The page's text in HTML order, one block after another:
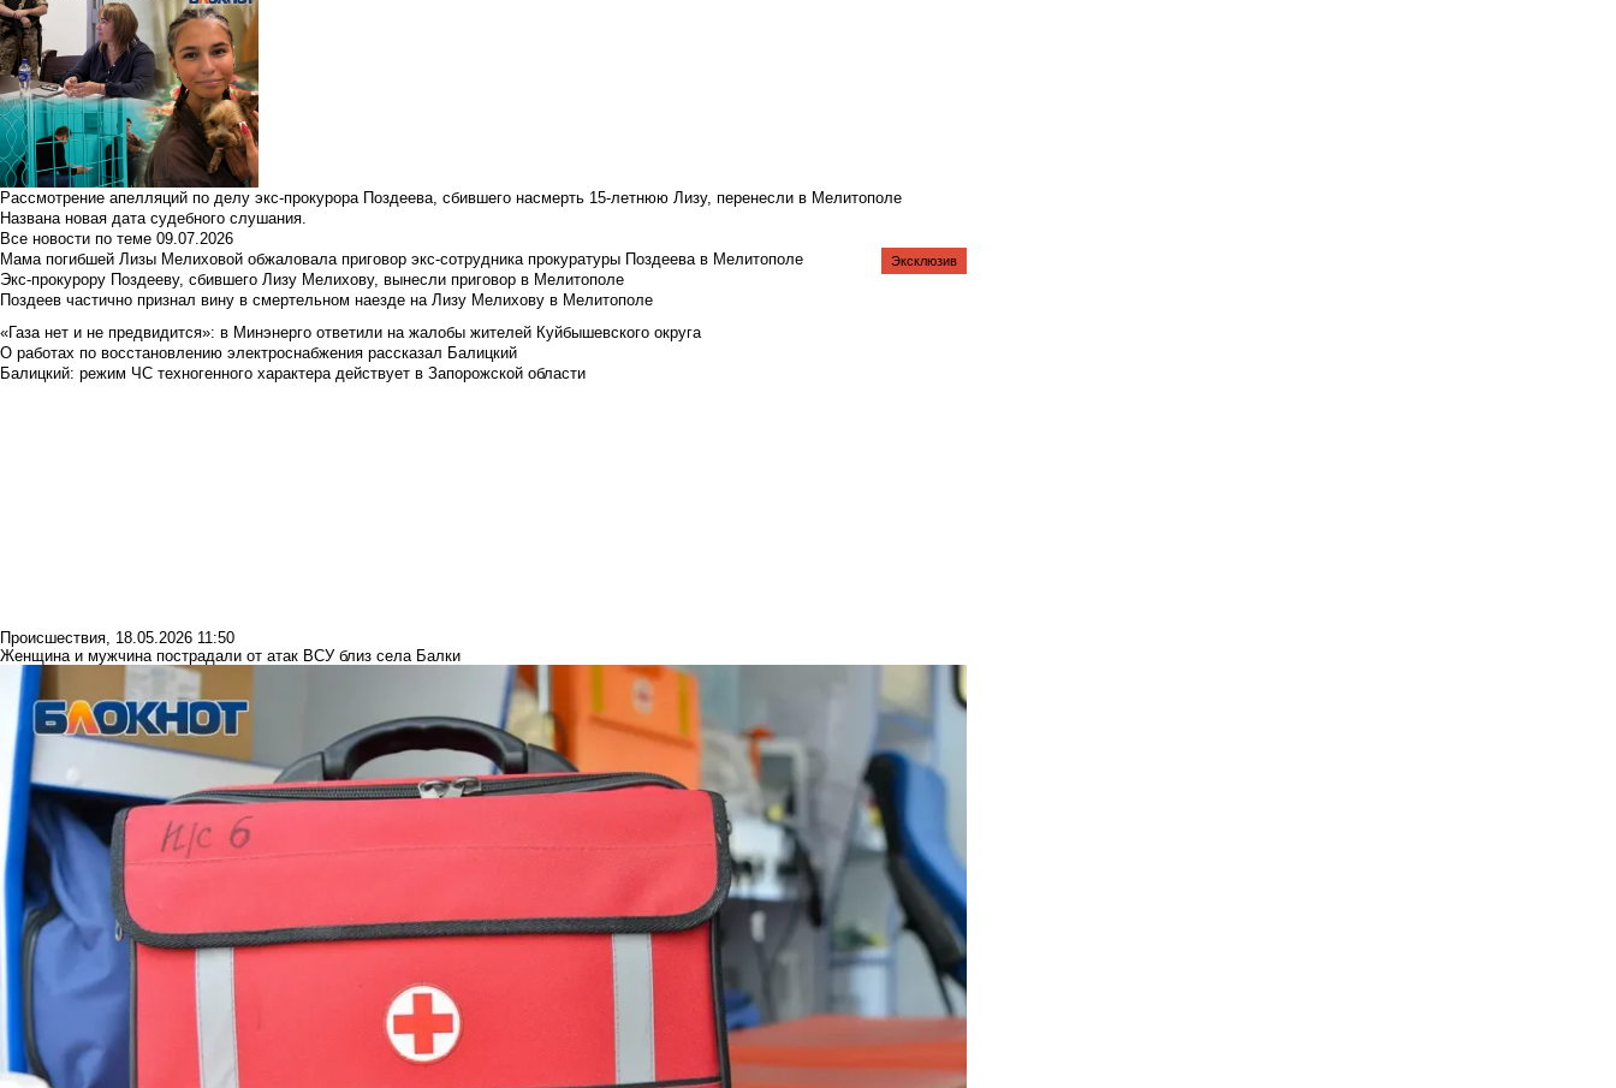
Рассмотрение апелляций по делу экс-прокурора Поздеева, сбившего насмерть 15-летнюю Лизу, перенесли в Мелитополе
Названа новая дата судебного слушания.
Все новости по теме 09.07.2026
Мама погибшей Лизы Мелиховой обжаловала приговор экс-сотрудника прокуратуры Поздеева в Мелитополе
Экс-прокурору Поздееву, сбившего Лизу Мелихову, вынесли приговор в Мелитополе
Поздеев частично признал вину в смертельном наезде на Лизу Мелихову в Мелитополе
«Газа нет и не предвидится»: в Минэнерго ответили на жалобы жителей Куйбышевского округа
Эксклюзив
О работах по восстановлению электроснабжения рассказал Балицкий
Балицкий: режим ЧС техногенного характера действует в Запорожской области
Происшествия, 18.05.2026 11:50
Женщина и мужчина пострадали от атак ВСУ близ села Балки